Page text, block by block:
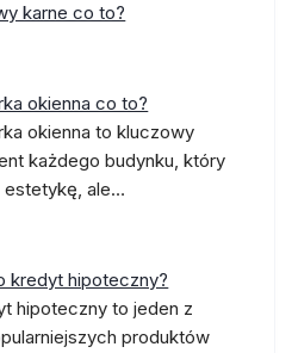
karne co to?
okienna co to?
okienna to kluczowy
każdego budynku, który
estetykę, ale…
kredyt hipoteczny?
hipoteczny to jeden z
produktów